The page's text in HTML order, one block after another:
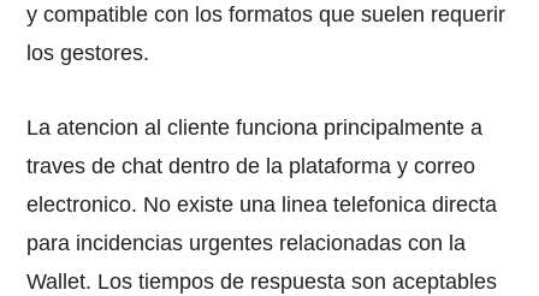
y compatible con los formatos que suelen requerir
los gestores.
La atencion al cliente funciona principalmente a
traves de chat dentro de la plataforma y correo
electronico. No existe una linea telefonica directa
para incidencias urgentes relacionadas con la
Wallet. Los tiempos de respuesta son aceptables